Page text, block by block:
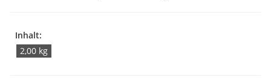
Inhalt:
2,00 kg